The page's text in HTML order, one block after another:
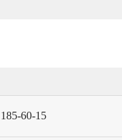
185-60-15